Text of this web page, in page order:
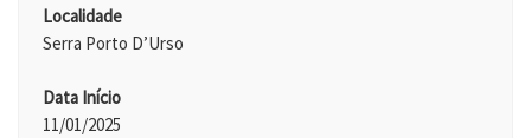
Localidade
Serra Porto D’Urso
Data Início
11/01/2025